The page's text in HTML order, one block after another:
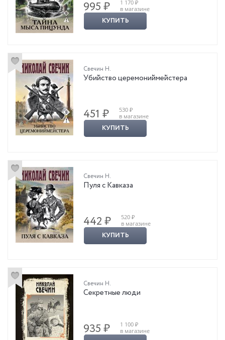
995 ₽
1 170 ₽
в магазине
КУПИТЬ
Свечин Н.
Убийство церемониймейстера
451 ₽
530 ₽
в магазине
КУПИТЬ
Свечин Н.
Пуля с Кавказа
442 ₽
520 ₽
в магазине
КУПИТЬ
Свечин Н.
Секретные люди
935 ₽
1 100 ₽
в магазине